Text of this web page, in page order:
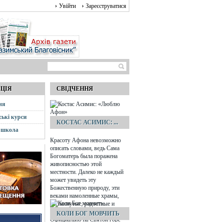
Увійти Зареєструватися
курси
школа
СВІДЧЕННЯ
КОСТАС АСИМИС: ...
Красоту Афона невозможно
описать словами, ведь Сама
Богоматерь была поражена
живописностью этой
местности. Далеко не каждый
может увидеть эту
Божественную природу, эти
веками намоленные храмы,
распахнутые, радостные и
зовущие ввысь небеса…
Официально на Святой горе
КОЛИ БОГ МОВЧИТЬ